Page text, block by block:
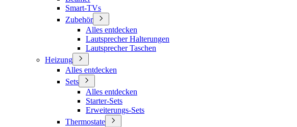
Smart-TVs
Zubehör
Alles entdecken
Lautsprecher Halterungen
Lautsprecher Taschen
Heizung
Alles entdecken
Sets
Alles entdecken
Starter-Sets
Erweiterungs-Sets
Thermostate